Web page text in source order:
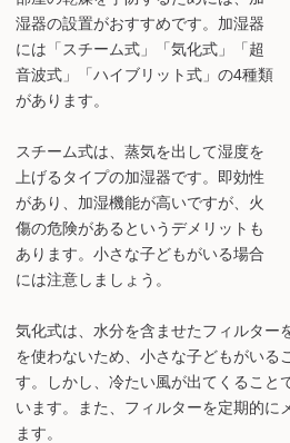
湿器の設置がおすすめです。加湿器
には「スチーム式」「気化式」「超
音波式」「ハイブリット式」の4種類
があります。
スチーム式は、蒸気を出して湿度を
上げるタイプの加湿器です。即効性
があり、加湿機能が高いですが、火
傷の危険があるというデメリットも
あります。小さな子どもがいる場合
には注意しましょう。
気化式は、水分を含ませたフィルター
を使わないため、小さな子どもがいる
す。しかし、冷たい風が出てくること
います。また、フィルターを定期的に
ます。